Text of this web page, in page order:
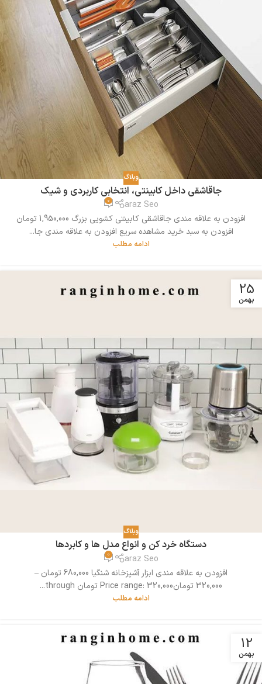
وبلاگ
جاقاشقی داخل کابینتی، انتخابی کاربردی و شیک
araz Seo
0
افزودن به علاقه مندی جاقاشقی کابینتی کشویی بزرگ 1,950,000 تومان
افزودن به سبد خرید مشاهده سریع افزودن به علاقه مندی جا...
ادامه مطلب
25
بهمن
وبلاگ
دستگاه خرد کن و انواع مدل ها و کابردها
araz Seo
0
افزودن به علاقه مندی ابزار آشپزخانه شنگیا 680,000 تومان –
320,000 تومانPrice range: 320,000 تومان through...
ادامه مطلب
12
بهمن